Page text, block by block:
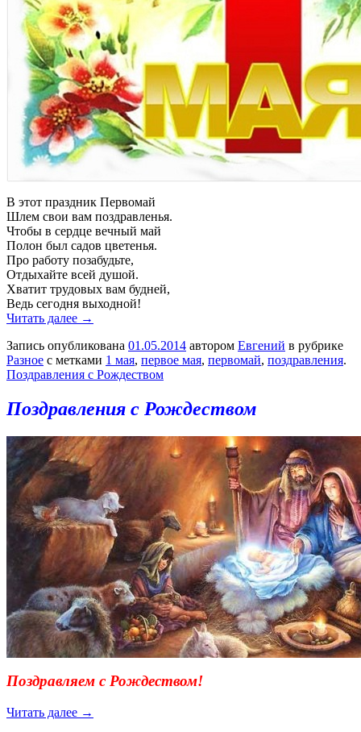
В этот праздник Первомай
Шлем свои вам поздравленья.
Чтобы в сердце вечный май
Полон был садов цветенья.
Про работу позабудьте,
Отдыхайте всей душой.
Хватит трудовых вам будней,
Ведь сегодня выходной!
Читать далее →
Запись опубликована 01.05.2014 автором Евгений в рубрике
Разное с метками 1 мая, первое мая, первомай, поздравления.
Поздравления с Рождеством
Поздравления с Рождеством
Поздравляем с Рождеством!
Читать далее →